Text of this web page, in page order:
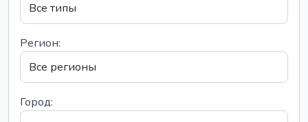
Регион:
Город: